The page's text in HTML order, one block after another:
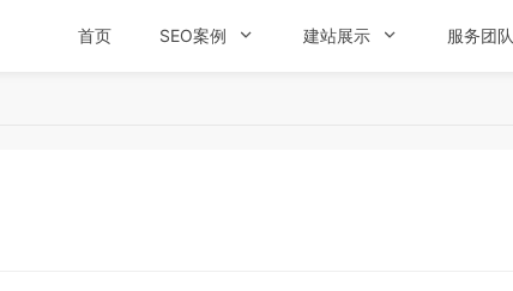
首页 SEO案例  建站展示  服务团队